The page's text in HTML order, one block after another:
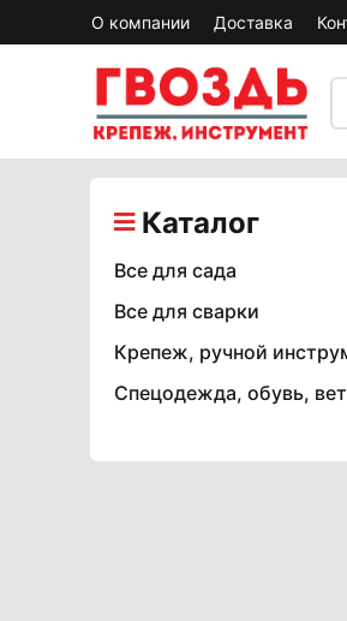
О компании Доставка
Каталог
Все для сада
Все для сварки
Крепеж, ручной
Спецодежда, обувь,